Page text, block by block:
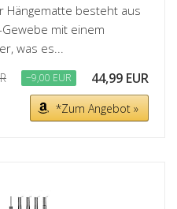
Hängematte besteht aus
mit einem
was es...
−9,00 EUR 44,99 EUR
*Zum Angebot »